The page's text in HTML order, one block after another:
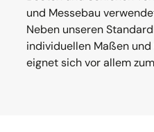
und Messebau
Neben unseren
individuellen Maßen
eignet sich vor allem